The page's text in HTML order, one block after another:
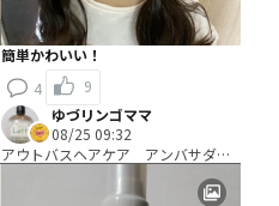
簡単かわいい！
4
9
ゆづリンゴママ
08/25 09:32
アウトバスヘアケア アンバサダ
ャッチコピー開発コース